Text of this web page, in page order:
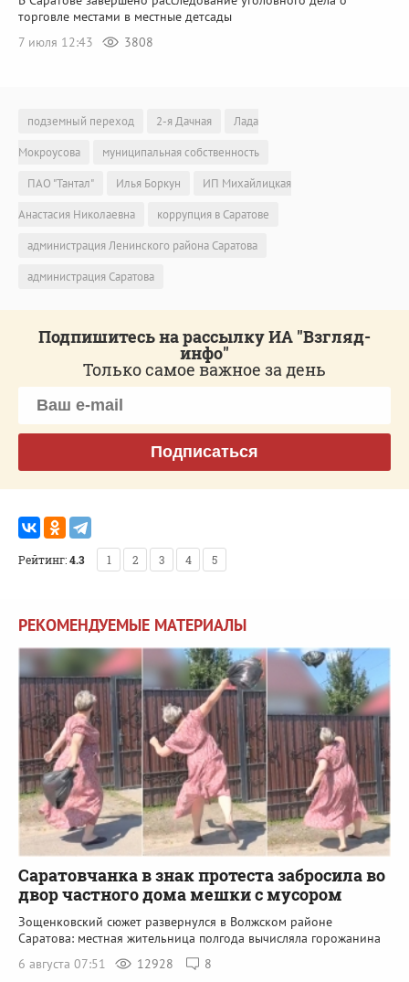
торговле местами в местные детсады
7 июля 12:43
3808
подземный переход 2-я Дачная
Лада
Мокроусова
муниципальная собственность
ПАО "Тантал"
Илья Боркун
ИП Михайлицкая
Анастасия Николаевна
коррупция в Саратове
администрация Ленинского района Саратова
администрация Саратова
Подпишитесь на рассылку ИА "Взгляд-
инфо"
Только самое важное за день
Подписаться
Рейтинг:4.3 1 2 3 4 5
РЕКОМЕНДУЕМЫЕ МАТЕРИАЛЫ
Саратовчанка в знак протеста забросила во
двор частного дома мешки с мусором
Зощенковский сюжет развернулся в Волжском районе
Саратова: местная жительница полгода вычисляла горожанина
6 августа 07:51
12928 8